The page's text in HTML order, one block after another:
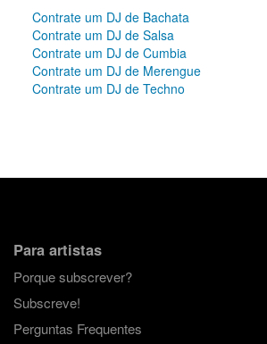
Contrate um DJ de Bachata
Contrate um DJ de Salsa
Contrate um DJ de Cumbia
Contrate um DJ de Merengue
Contrate um DJ de Techno
Para artistas
Porque subscrever?
Subscreve!
Perguntas Frequentes